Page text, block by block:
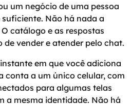
um negócio de uma pessoa
Não há nada a
catálogo e as respostas
de vender e atender pelo chat.
em que você adiciona
conta a um único celular, com
para algumas telas
a mesma identidade. Não há